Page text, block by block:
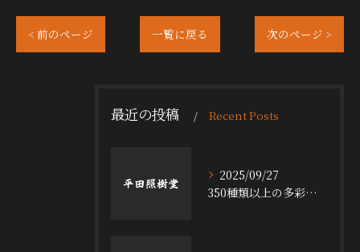
< 前のページ 一覧に戻る 次のページ >
最近の投稿 Recent Posts
2025/09/27
350種類以上の多彩な舞台小道具の魅力